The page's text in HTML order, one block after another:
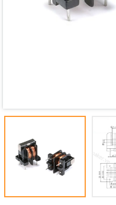
Mã giảm giá: